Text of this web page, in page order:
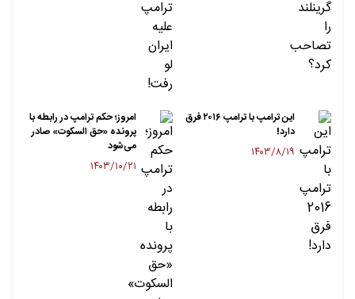
این ترامپ با ترامپ ۲۰۱۶ فرق
دارد!
۱۴۰۳/۸/۱۹
امروز؛ حکم ترامپ در رابطه با
پرونده «حق السکوت» صادر
می‌شود
۱۴۰۳/۱۰/۲۱